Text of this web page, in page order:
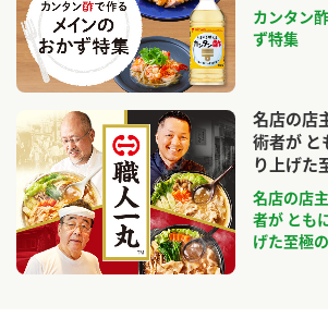
カンタン
ず特集
名店の店
術者が と
り上げた
名店の店
者が とも
げた至極